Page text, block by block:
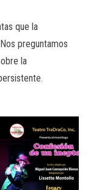
que la
preguntamos
la